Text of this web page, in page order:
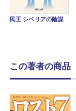
民王 シベリアの陰謀
この著者の商品